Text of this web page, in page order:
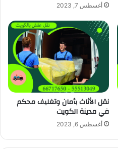
أغسطس 7, 2023
نقل الأثاث بأمان وتغليف محكم
في مدينة الكويت
أغسطس 6, 2023